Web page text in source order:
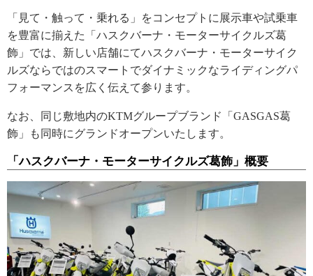
「見て・触って・乗れる」をコンセプトに展示車や試乗車
を豊富に揃えた「ハスクバーナ・モーターサイクルズ葛
飾」では、新しい店舗にてハスクバーナ・モーターサイク
ルズならではのスマートでダイナミックなライディングパ
フォーマンスを広く伝えて参ります。
なお、同じ敷地内のKTMグループブランド「GASGAS葛
飾」も同時にグランドオープンいたします。
「ハスクバーナ・モーターサイクルズ葛飾」概要